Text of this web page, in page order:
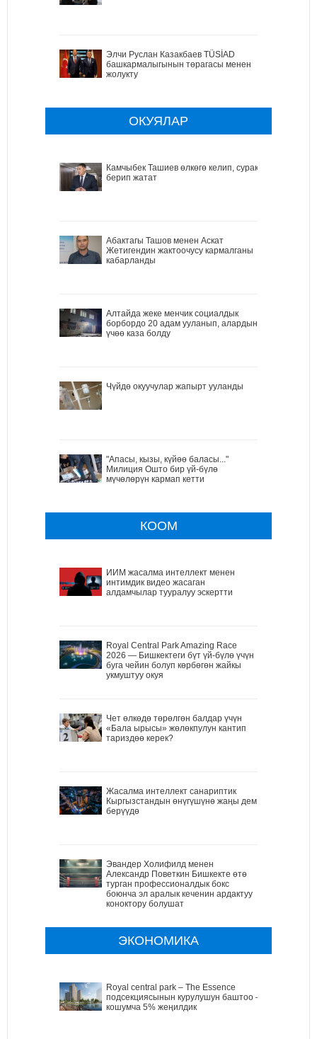
Элчи Руслан Казакбаев TÜSİAD
башкармалыгынын төрагасы менен
жолукту
ОКУЯЛАР
Камчыбек Ташиев өлкөгө келип, сурак
берип жатат
Абактагы Ташов менен Аскат
Жетигендин жактоочусу кармалганы
кабарланды
Алтайда жеке менчик социалдык
борбордо 20 адам ууланып, алардын
үчөө каза болду
Чүйдө окуучулар жапырт ууланды
"Апасы, кызы, күйөө баласы..."
Милиция Ошто бир үй-бүлө
мүчөлөрүн кармап кетти
КООМ
ИИМ жасалма интеллект менен
интимдик видео жасаган
алдамчылар тууралуу эскертти
Royal Central Park Amazing Race
2026 — Бишкектеги бүт үй-бүлө үчүн
буга чейин болуп көрбөгөн жайкы
укмуштуу окуя
Чет өлкөдө төрөлгөн балдар үчүн
«Бала ырысы» жөлөкпулун кантип
тариздөө керек?
Жасалма интеллект санариптик
Кыргызстандын өнүгүшүнө жаңы дем
берүүдө
Эвандер Холифилд менен
Александр Поветкин Бишкекте өтө
турган профессионалдык бокс
боюнча эл аралык кеченин ардактуу
коноктору болушат
ЭКОНОМИКА
Royal central park – The Essence
подсекциясынын курулушун баштоо –
кошумча 5% жеңилдик